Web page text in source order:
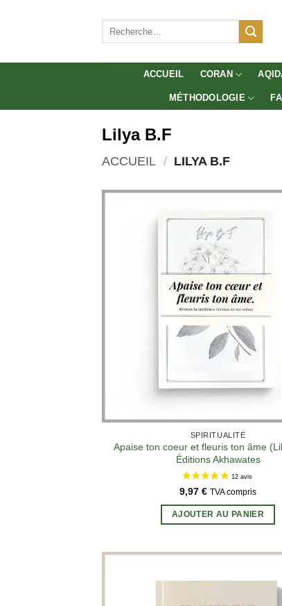
ACCUEIL CORAN
MÉTHODOLOGIE
Lilya B.F
ACCUEIL / LILYA B.F
SPIRITUALITÉ
Apaise ton coeur et fleuris ton âme
Éditions Akhawates
9,97 € TVA compris
AJOUTER AU PANIER